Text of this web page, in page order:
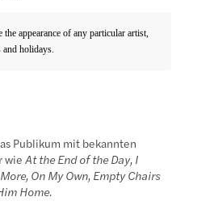
appearance of any particular artist,
holidays.
Publikum mit bekannten
wieAt the End of the Day, I
On My Own, Empty Chairs
Home.